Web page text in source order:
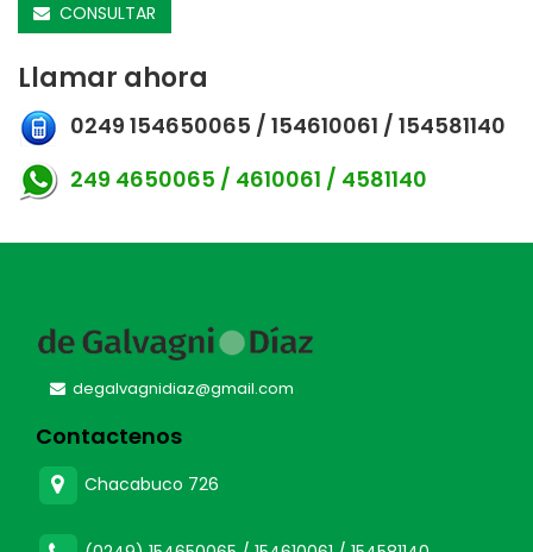
CONSULTAR
Llamar ahora
0249 154650065 / 154610061 / 154581140
249 4650065 / 4610061 / 4581140
degalvagnidiaz@gmail.com
Contactenos
Chacabuco 726